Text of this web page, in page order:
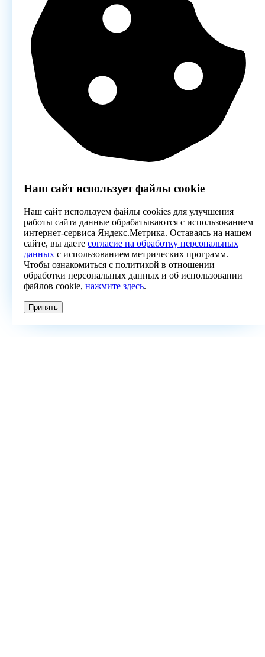
Наш сайт использует файлы cookie
Наш сайт используем файлы cookies для улучшения
работы сайта данные обрабатываются с использованием
интернет-сервиса Яндекс.Метрика. Оставаясь на нашем
сайте, вы даете согласие на обработку персональных
данных с использованием метрических программ.
Чтобы ознакомиться с политикой в отношении
обработки персональных данных и об использовании
файлов cookie, нажмите здесь.
Принять